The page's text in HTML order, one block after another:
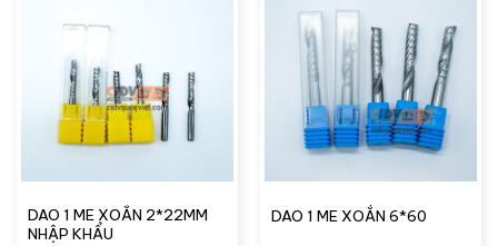
DAO 1 ME XOẮN 2*22MM
NHẬP KHẨU
DAO 1 ME XOẮN 6*60